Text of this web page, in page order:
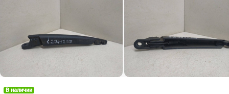
В наличии